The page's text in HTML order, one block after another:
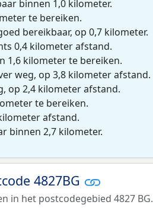
binnen 1,0 kilometer.
te bereiken.
bereikbaar, op 0,7 kilometer.
0,4 kilometer afstand.
1,6 kilometer te bereiken.
weg, op 3,8 kilometer afstand.
op 2,4 kilometer afstand.
te bereiken.
afstand.
binnen 2,7 kilometer.
4827BG
in het postcodegebied 4827 BG.